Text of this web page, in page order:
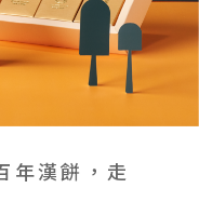
年漢餅，走